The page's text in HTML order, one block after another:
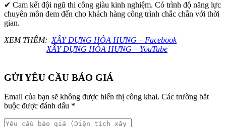
✔ Cam kết đội ngũ thi công giàu kinh nghiệm. Có trình độ năng lực
chuyên môn đem đến cho khách hàng công trình chắc chắn với thời
gian.
XEM THÊM: XÂY DỰNG HÒA HƯNG – Facebook
XÂY DỰNG HÒA HƯNG – YouTube
GỬI YÊU CẦU BÁO GIÁ
Email của bạn sẽ không được hiển thị công khai. Các trường bắt
buộc được đánh dấu *